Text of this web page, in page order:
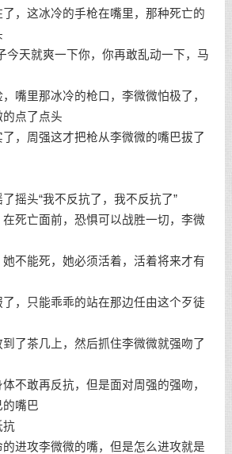
，这冰冷的手枪在嘴里，那种死亡的
今天就爽一下你，你再敢乱动一下，马
嘴里那冰冷的枪口，李微微怕极了，
点了点头
，周强这才把枪从李微微的嘴巴拔了
摇头“我不反抗了，我不反抗了”
死亡面前，恐惧可以战胜一切，李微
不能死，她必须活着，活着将来才有
，只能乖乖的站在那边任由这个歹徒
了茶几上，然后抓住李微微就强吻了
不敢再反抗，但是面对周强的强吻，
嘴巴
抗
进攻李微微的嘴，但是怎么进攻就是